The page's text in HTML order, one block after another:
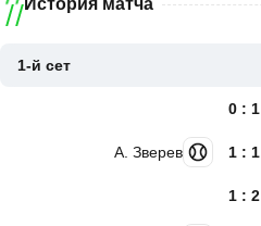
История матча
1-й сет
0 : 1
А. Зверев 1 : 1
1 : 2